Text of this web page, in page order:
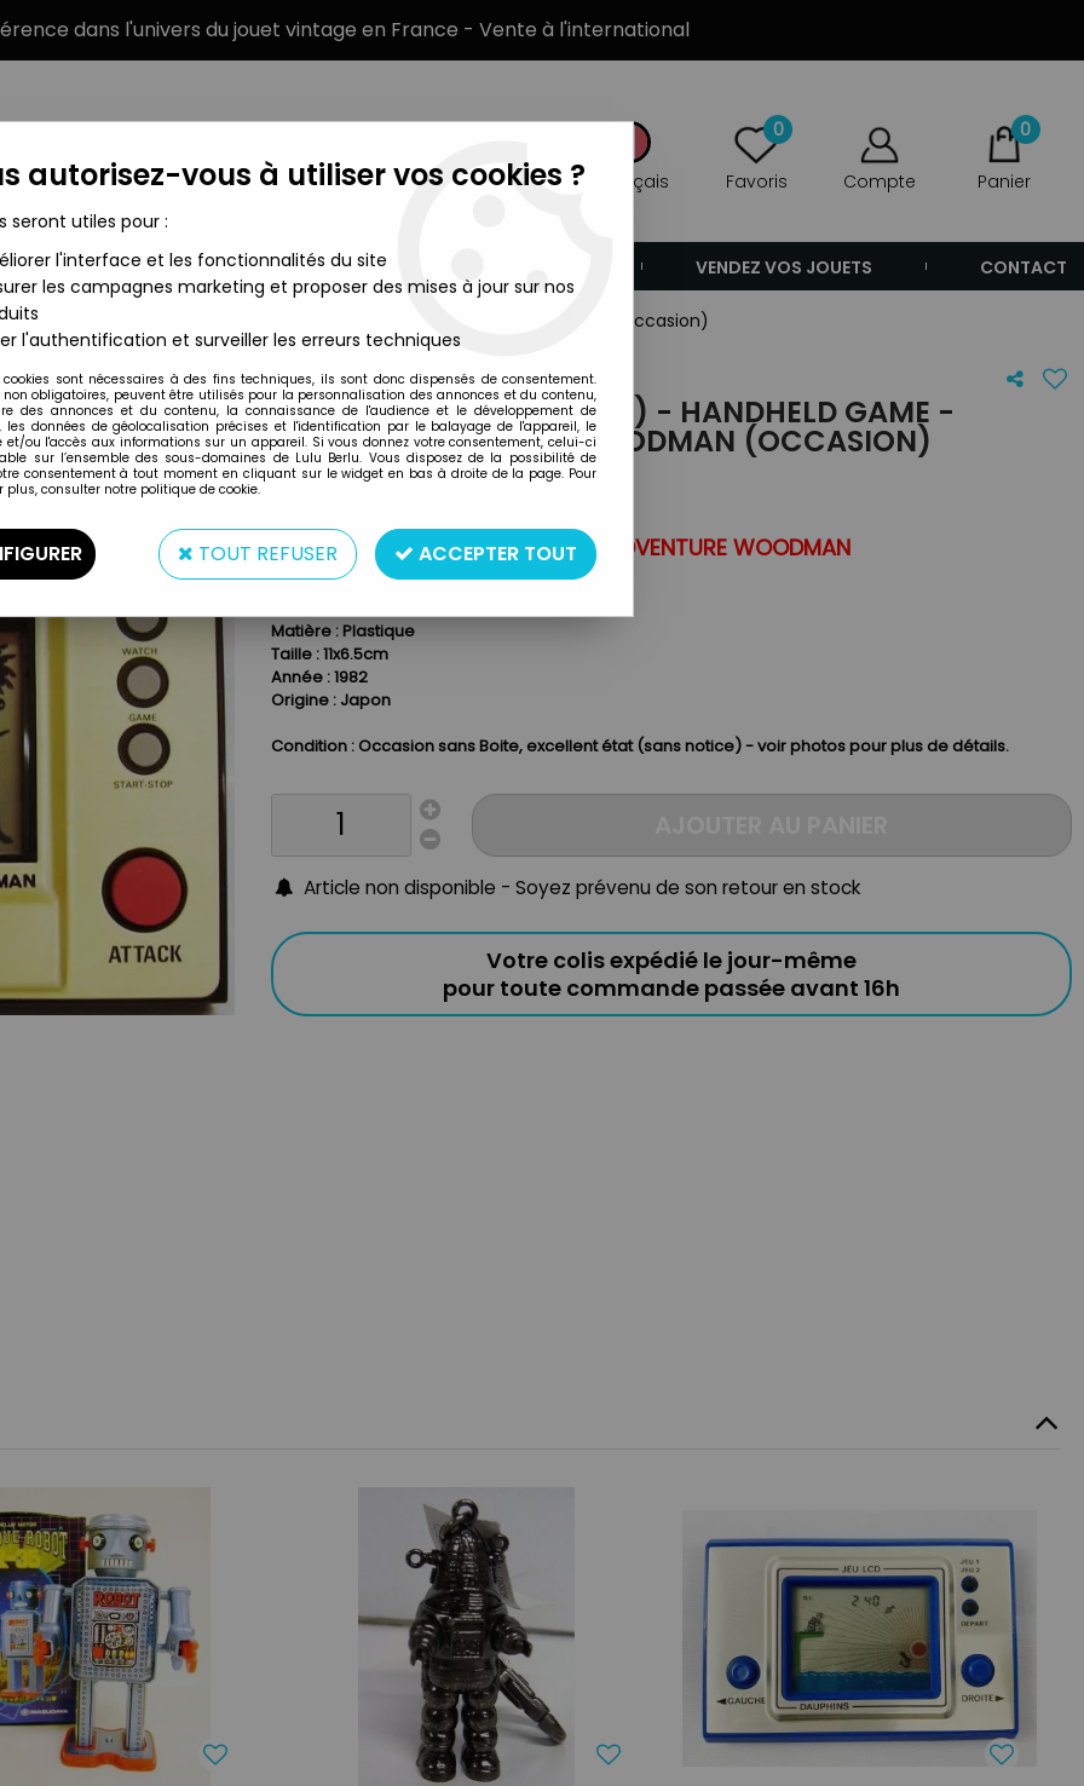
dans l'univers du jouet vintage en France - Vente à l'international
Français
0
Favoris Compte
0
Panier
MARQUES TYPE DE PRODUIT VENDEZ VOS JOUETS CONTACT
(Play & Time) - Handheld Game - Jungle Adventure Woodman (occasion)
Masudaya
MASUDAYA (PLAY & TIME) - HANDHELD GAME -
JUNGLE ADVENTURE WOODMAN (OCCASION)
MASUDAYA PLAY & TIME JUNGLE ADVENTURE WOODMAN
Matière : Plastique
Taille : 11x6.5cm
Année : 1982
Origine : Japon
Condition : Occasion sans Boite, excellent état (sans notice) - voir photos pour plus de détails.
Article non disponible - Soyez prévenu de son retour en stock
Votre colis expédié le jour-même
pour toute commande passée avant 16h
autorisez-vous à utiliser vos cookies ?
seront utiles pour :
l'interface et les fonctionnalités du site
les campagnes marketing et proposer des mises à jour sur nos
l'authentification et surveiller les erreurs techniques
cookies sont nécessaires à des fins techniques, ils sont donc dispensés de consentement.
non obligatoires, peuvent être utilisés pour la personnalisation des annonces et du contenu,
des annonces et du contenu, la connaissance de l'audience et le développement de
les données de géolocalisation précises et l'identification par le balayage de l'appareil, le
et/ou l'accès aux informations sur un appareil. Si vous donnez votre consentement, celui-ci
sur l’ensemble des sous-domaines de Lulu Berlu. Vous disposez de la possibilité de
consentement à tout moment en cliquant sur le widget en bas à droite de la page. Pour
plus, consulter notre politique de cookie.
TOUT REFUSER ACCEPTER TOUT